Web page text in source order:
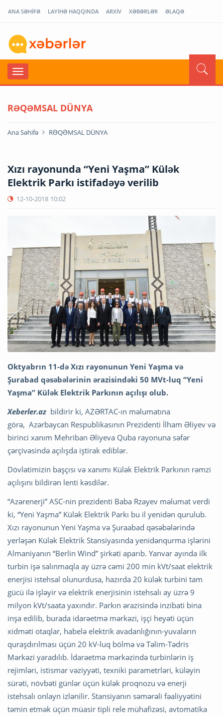
ANA SƏHİFƏ LAYİHƏ HAQQINDA ARXİV XƏBƏRLƏR ƏLAQƏ
RƏQƏMSAL DÜNYA
Ana Səhifə RƏQƏMSAL DÜNYA
Xızı rayonunda “Yeni Yaşma” Külək
Elektrik Parkı istifadəyə verilib
12-10-2018 10:02
Oktyabrın 11-də Xızı rayonunun Yeni Yaşma və
Şurabad qəsəbələrinin ərazisindəki 50 MVt-luq “Yeni
Yaşma” Külək Elektrik Parkının açılışı olub.
Xeberler.az bildirir ki, AZƏRTAC-ın məlumatına
görə, Azərbaycan Respublikasının Prezidenti İlham Əliyev və
birinci xanım Mehriban Əliyeva Quba rayonuna səfər
çərçivəsində açılışda iştirak ediblər.
Dövlətimizin başçısı və xanımı Külək Elektrik Parkının rəmzi
açılışını bildirən lenti kəsdilər.
“Azərenerji” ASC-nin prezidenti Baba Rzayev məlumat verdi
ki, “Yeni Yaşma” Külək Elektrik Parkı bu il yenidən qurulub.
Xızı rayonunun Yeni Yaşma və Şuraabad qəsəbələrində
yerləşən Külək Elektrik Stansiyasında yenidənqurma işlərini
Almaniyanın “Berlin Wind” şirkəti aparıb. Yanvar ayında ilk
turbin işə salınmaqla ay üzrə cəmi 200 min kVt/saat elektrik
enerjisi istehsal olunurdusa, hazırda 20 külək turbini tam
gücü ilə işləyir və elektrik enerjisinin istehsalı ay üzrə 9
milyon kVt/saata yaxındır. Parkın ərazisində inzibati bina
inşa edilib, burada idarəetmə mərkəzi, işçi heyəti üçün
xidməti otaqlar, habelə elektrik avadanlığının-yuvaların
quraşdırılması üçün 20 kV-luq bölmə və Təlim-Tədris
Mərkəzi yaradılıb. İdarəetmə mərkəzində turbinlərin iş
rejimləri, istismar vəziyyəti, texniki parametrləri, küləyin
sürəti, növbəti günlər üçün külək proqnozu və enerji
istehsalı onlayn izlənilir. Stansiyanın səmərəli fəaliyyətini
təmin etmək üçün müasir tipli rele mühafizəsi, avtomatika